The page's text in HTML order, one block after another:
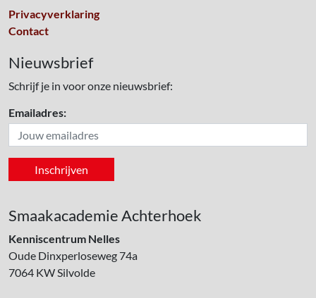
Privacyverklaring
Contact
Nieuwsbrief
Schrijf je in voor onze nieuwsbrief:
Emailadres:
Smaakacademie Achterhoek
Kenniscentrum Nelles
Oude Dinxperloseweg 74a
7064 KWSilvolde